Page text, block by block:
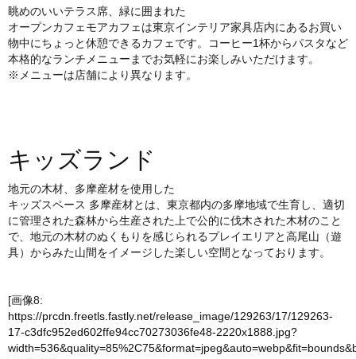
眺めのいいテラス席、緑に囲まれた
オープンカフェモアカフェは東京インテリア家具店内にあるお買い
物中にちょっと休憩できるカフェです。コーヒー1杯からパスタなど
本格的なランチメニューまでお気軽にお楽しみいただけます。
※メニューは店舗により異なります。
キッズランド
地元の木材、多摩産材を使用した
キッズスペース 多摩産材とは、東京都内の多摩地域で生育し、適切
に管理された森林から生産された上で公的に伐木された木材のこと
で、地元の木材のぬくもりを感じられるプレイエリアと高尾山（遊
具）からみた山間をイメージした楽しい空間となっております。
[画像8:
https://prcdn.freetls.fastly.net/release_image/129263/17/129263-
17-c3dfc952ed602ffe94cc70273036fe48-2220x1888.jpg?